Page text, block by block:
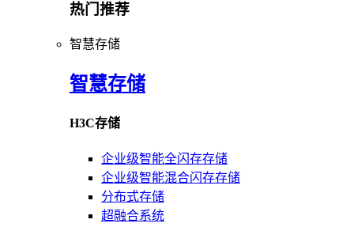
热门推荐
智慧存储
智慧存储
H3C存储
企业级智能全闪存存储
企业级智能混合闪存存储
分布式存储
超融合系统